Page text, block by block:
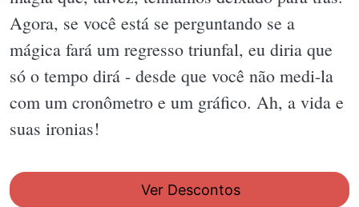
Agora, se você está se perguntando se a
mágica fará um regresso triunfal, eu diria que
só o tempo dirá - desde que você não medi-la
com um cronômetro e um gráfico. Ah, a vida e
suas ironias!
Ver Descontos